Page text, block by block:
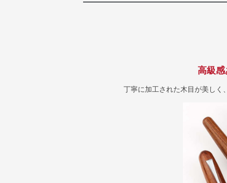
高級感
丁寧に加工された木目が美しく